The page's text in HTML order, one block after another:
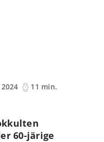
11 min.
60-järige